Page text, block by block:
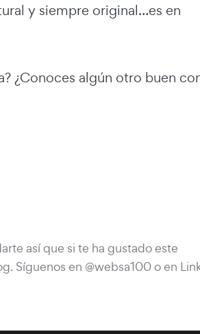
y siempre original…es en
¿Conoces algún otro buen
así que si te ha gustado este
Síguenos en @websa100 o en